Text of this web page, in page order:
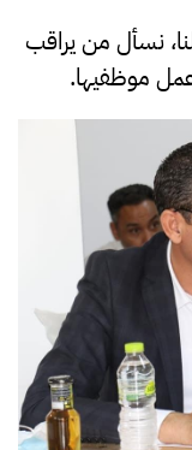
نسأل من يراقب
موظفيها.